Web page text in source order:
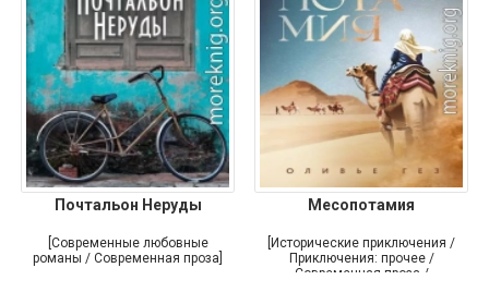
Почтальон Неруды
[Современные любовные
романы / Современная проза]
Месопотамия
[Исторические приключения /
Приключения: прочее /
Современная проза /